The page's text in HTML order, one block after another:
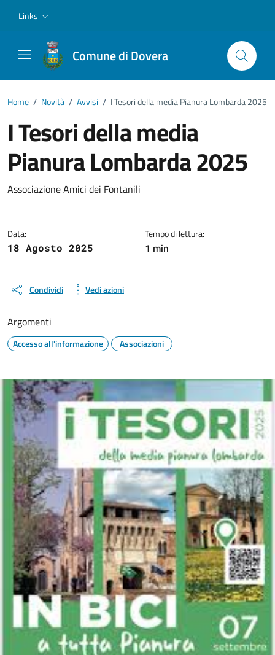
Links
Comune di Dovera
Home / Novità / Avvisi / I Tesori della media Pianura Lombarda 2025
I Tesori della media
Pianura Lombarda 2025
Dettagli della notizia
Associazione Amici dei Fontanili
Data:
18 Agosto 2025
Tempo di lettura:
1 min
Condividi Vedi azioni
Argomenti
Accesso all'informazione Associazioni